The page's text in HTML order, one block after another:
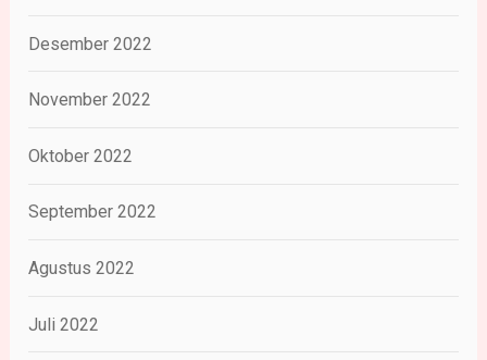
Desember 2022
November 2022
Oktober 2022
September 2022
Agustus 2022
Juli 2022